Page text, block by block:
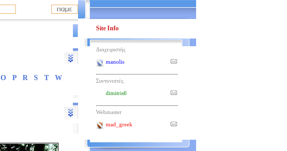
O P R S T
W
Site Info
Διαχειριστής
manolis
Συντονιστές
dimitris6
Webmaster
mad_greek